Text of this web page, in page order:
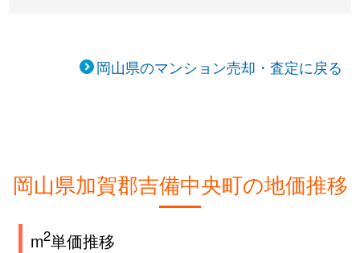
岡山県のマンション売却・査定に戻る
岡山県加賀郡吉備中央町の地価推移
m2単価推移